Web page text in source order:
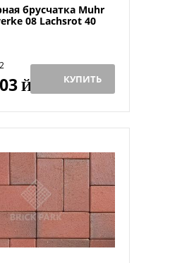
брусчатка Muhr
08 Lachsrot 40
Й КУПИТЬ